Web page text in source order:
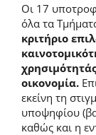
Οι 17
όλα τα
κριτήριο
οικονομία.
εκείνη τη
υποψηφίου
καθώς και η